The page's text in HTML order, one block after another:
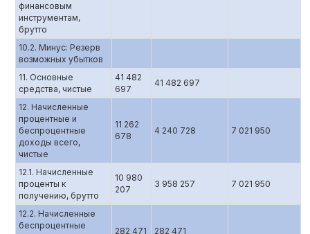
финансовым
инструментам,
брутто
10.2. Минус: Резерв
возможных убытков
11. Основные
средства, чистые
41 482
697
41 482 697
12. Начисленные
процентные и
беспроцентные
доходы всего,
чистые
11 262
678
4 240 728 7 021 950
12.1. Начисленные
проценты к
получению, брутто
10 980
207
3 958 257 7 021 950
12.2. Начисленные
беспроцентные
282 471 282 471